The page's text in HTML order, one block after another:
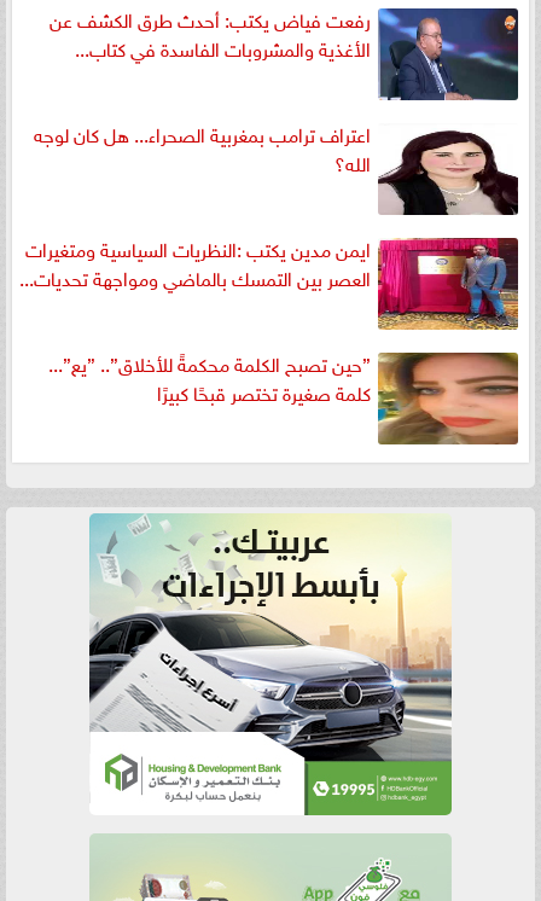
رفعت فياض يكتب: أحدث طرق الكشف عن
الأغذية والمشروبات الفاسدة في كتاب...
اعتراف ترامب بمغربية الصحراء... هل كان لوجه
الله؟
ايمن مدين يكتب :النظريات السياسية ومتغيرات
العصر بين التمسك بالماضي ومواجهة تحديات...
”حين تصبح الكلمة محكمةً للأخلاق”.. ”يع”...
كلمة صغيرة تختصر قبحًا كبيرًا